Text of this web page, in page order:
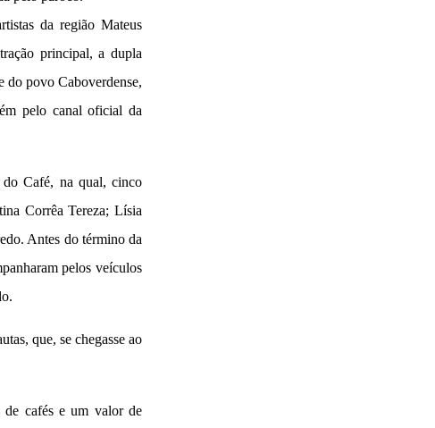
da região Mateus
principal, a dupla
do povo Caboverdense,
pelo canal oficial da
Café, na qual, cinco
Corrêa Tereza; Lísia
Antes do término da
pelos veículos
que, se chegasse ao
de cafés e um valor de